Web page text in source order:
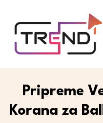
Pripreme
Korana za